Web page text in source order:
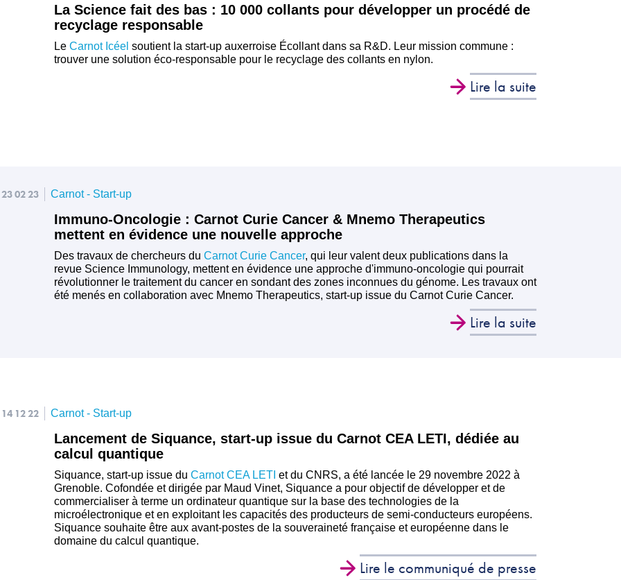
La Science fait des bas : 10 000 collants pour développer un procédé de
recyclage responsable
Le Carnot Icéel soutient la start-up auxerroise Écollant dans sa R&D. Leur mission commune :
trouver une solution éco-responsable pour le recyclage des collants en nylon.
Lire la suite
23 02 23 Carnot - Start-up
Immuno-Oncologie : Carnot Curie Cancer & Mnemo Therapeutics
mettent en évidence une nouvelle approche
Des travaux de chercheurs du Carnot Curie Cancer, qui leur valent deux publications dans la
revue Science Immunology, mettent en évidence une approche d'immuno-oncologie qui pourrait
révolutionner le traitement du cancer en sondant des zones inconnues du génome. Les travaux ont
été menés en collaboration avec Mnemo Therapeutics, start-up issue du Carnot Curie Cancer.
Lire la suite
14 12 22 Carnot - Start-up
Lancement de Siquance, start-up issue du Carnot CEA LETI, dédiée au
calcul quantique
​Siquance, start-up issue du Carnot CEA LETI et du CNRS, a été lancée le 29 novembre 2022 à
Grenoble. Cofondée et dirigée par Maud Vinet, Siquance a pour objectif de développer et de
commercialiser à terme un ordinateur quantique sur la base des technologies de la
microélectronique et en exploitant les capacités des producteurs de semi-conducteurs européens.
Siquance souhaite être aux avant-postes de la souveraineté française et européenne dans le
domaine du calcul quantique.
Lire le communiqué de presse